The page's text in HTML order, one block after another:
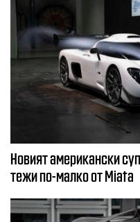
Новият американски
тежи по-малко от Miata